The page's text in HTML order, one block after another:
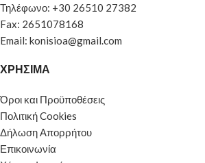
Τηλέφωνο: +30 26510 27382
Fax: 2651078168
Email: konisioa@gmail.com
ΧΡΗΣΙΜΑ
Όροι και Προϋποθέσεις
Πολιτική Cookies
Δήλωση Απορρήτου
Επικοινωνία